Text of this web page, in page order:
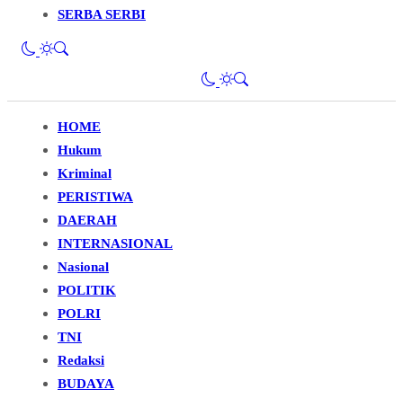
SERBA SERBI
HOME
Hukum
Kriminal
PERISTIWA
DAERAH
INTERNASIONAL
Nasional
POLITIK
POLRI
TNI
Redaksi
BUDAYA